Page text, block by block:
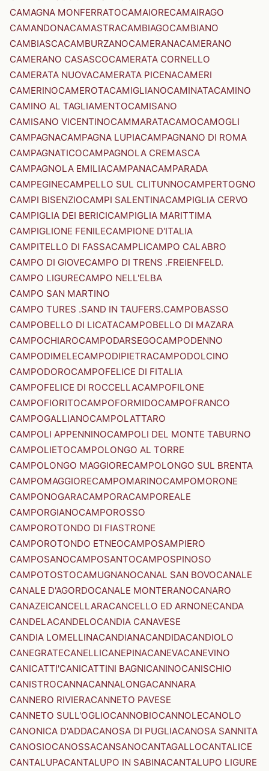
CAMAGNA MONFERRATOCAMAIORECAMAIRAGO
CAMANDONACAMASTRACAMBIAGOCAMBIANO
CAMBIASCACAMBURZANOCAMERANACAMERANO
CAMERANO CASASCOCAMERATA CORNELLO
CAMERATA NUOVACAMERATA PICENACAMERI
CAMERINOCAMEROTACAMIGLIANOCAMINATACAMINO
CAMINO AL TAGLIAMENTOCAMISANO
CAMISANO VICENTINOCAMMARATACAMOCAMOGLI
CAMPAGNACAMPAGNA LUPIACAMPAGNANO DI ROMA
CAMPAGNATICOCAMPAGNOLA CREMASCA
CAMPAGNOLA EMILIACAMPANACAMPARADA
CAMPEGINECAMPELLO SUL CLITUNNOCAMPERTOGNO
CAMPI BISENZIOCAMPI SALENTINACAMPIGLIA CERVO
CAMPIGLIA DEI BERICICAMPIGLIA MARITTIMA
CAMPIGLIONE FENILECAMPIONE D'ITALIA
CAMPITELLO DI FASSACAMPLICAMPO CALABRO
CAMPO DI GIOVECAMPO DI TRENS .FREIENFELD.
CAMPO LIGURECAMPO NELL'ELBA
CAMPO SAN MARTINO
CAMPO TURES .SAND IN TAUFERS.CAMPOBASSO
CAMPOBELLO DI LICATACAMPOBELLO DI MAZARA
CAMPOCHIAROCAMPODARSEGOCAMPODENNO
CAMPODIMELECAMPODIPIETRACAMPODOLCINO
CAMPODOROCAMPOFELICE DI FITALIA
CAMPOFELICE DI ROCCELLACAMPOFILONE
CAMPOFIORITOCAMPOFORMIDOCAMPOFRANCO
CAMPOGALLIANOCAMPOLATTARO
CAMPOLI APPENNINOCAMPOLI DEL MONTE TABURNO
CAMPOLIETOCAMPOLONGO AL TORRE
CAMPOLONGO MAGGIORECAMPOLONGO SUL BRENTA
CAMPOMAGGIORECAMPOMARINOCAMPOMORONE
CAMPONOGARACAMPORACAMPOREALE
CAMPORGIANOCAMPOROSSO
CAMPOROTONDO DI FIASTRONE
CAMPOROTONDO ETNEOCAMPOSAMPIERO
CAMPOSANOCAMPOSANTOCAMPOSPINOSO
CAMPOTOSTOCAMUGNANOCANAL SAN BOVOCANALE
CANALE D'AGORDOCANALE MONTERANOCANARO
CANAZEICANCELLARACANCELLO ED ARNONECANDA
CANDELACANDELOCANDIA CANAVESE
CANDIA LOMELLINACANDIANACANDIDACANDIOLO
CANEGRATECANELLICANEPINACANEVACANEVINO
CANICATTI'CANICATTINI BAGNICANINOCANISCHIO
CANISTROCANNACANNALONGACANNARA
CANNERO RIVIERACANNETO PAVESE
CANNETO SULL'OGLIOCANNOBIOCANNOLECANOLO
CANONICA D'ADDACANOSA DI PUGLIACANOSA SANNITA
CANOSIOCANOSSACANSANOCANTAGALLOCANTALICE
CANTALUPACANTALUPO IN SABINACANTALUPO LIGURE